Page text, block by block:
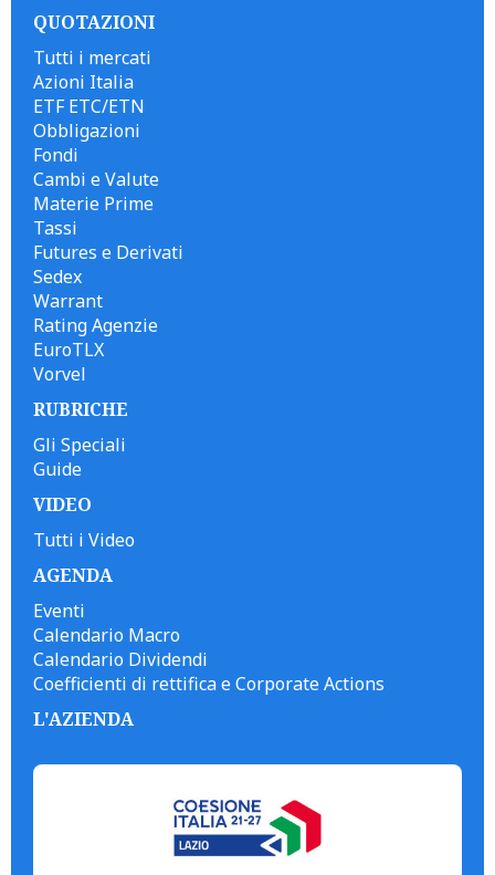
QUOTAZIONI
Tutti i mercati
Azioni Italia
ETF ETC/ETN
Obbligazioni
Fondi
Cambi e Valute
Materie Prime
Tassi
Futures e Derivati
Sedex
Warrant
Rating Agenzie
EuroTLX
Vorvel
RUBRICHE
Gli Speciali
Guide
VIDEO
Tutti i Video
AGENDA
Eventi
Calendario Macro
Calendario Dividendi
Coefficienti di rettifica e Corporate Actions
L'AZIENDA